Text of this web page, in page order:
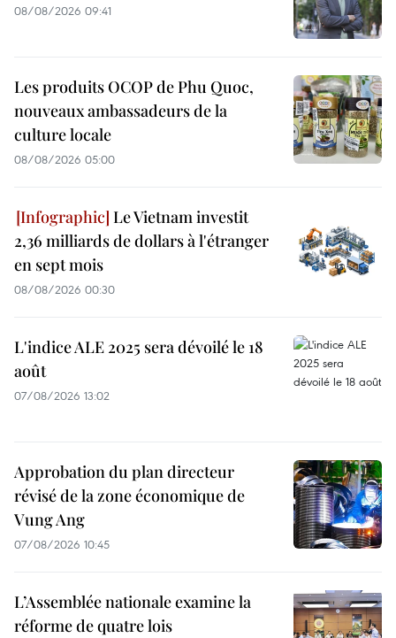
08/08/2026 09:41
Les produits OCOP de Phu Quoc,
nouveaux ambassadeurs de la
culture locale
08/08/2026 05:00
Le Vietnam investit
2,36 milliards de dollars à l'étranger
en sept mois
08/08/2026 00:30
L'indice ALE 2025 sera dévoilé le 18
août
07/08/2026 13:02
Approbation du plan directeur
révisé de la zone économique de
Vung Ang
07/08/2026 10:45
L’Assemblée nationale examine la
réforme de quatre lois